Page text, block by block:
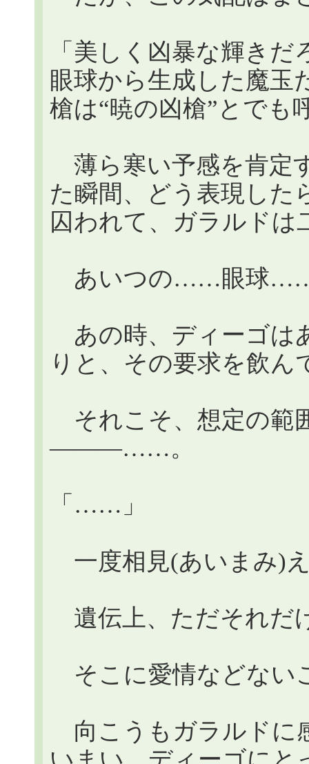
「美しく凶暴な輝き
眼球から生成した魔玉
槍は“暁の凶槍”とでも
薄ら寒い予感を肯定
た瞬間、どう表現した
囚われて、ガラルド
あいつの……眼球
あの時、ディーゴ
りと、その要求を飲ん
それこそ、想定の範
―――……。
「……」
一度相見(あいまみ)
遺伝上、ただそれだ
そこに愛情などない
向こうもガラルドに